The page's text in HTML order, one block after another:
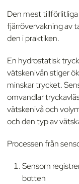
Den mest
fjärrövervakning av
den i praktiken.
En hydrostatisk
vätskenivån stiger
minskar trycket.
omvandlar
vätskenivå och
och den typ av
Processen från
Sensorn
botten